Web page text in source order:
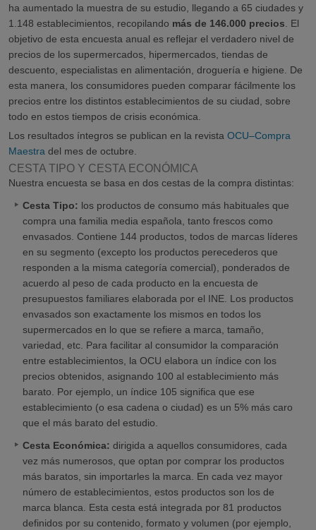
ha aumentado la muestra de su estudio, llegando a 65 ciudades y
1.148 establecimientos, recopilando más de 146.000 precios . El
objetivo de esta encuesta anual es reflejar el verdadero nivel de
precios de los supermercados, hipermercados, tiendas de
descuento, especialistas en alimentación, droguería e higiene. De
esta manera, los consumidores pueden comparar fácilmente los
precios entre los distintos establecimientos de su ciudad, sobre
todo en estos tiempos de crisis económica.
Los resultados íntegros se publican en la revista OCU–Compra
Maestra del mes de octubre.
CESTA TIPO Y CESTA ECONÓMICA
Nuestra encuesta se basa en dos cestas de la compra distintas:
Cesta Tipo: los productos de consumo más habituales que
compra una familia media española, tanto frescos como
envasados. Contiene 144 productos, todos de marcas líderes
en su segmento (excepto los productos perecederos que
responden a la misma categoría comercial), ponderados de
acuerdo al peso de cada producto en la encuesta de
presupuestos familiares elaborada por el INE. Los productos
envasados son exactamente los mismos en todos los
supermercados en lo que se refiere a marca, tamaño,
variedad, etc. Para facilitar al consumidor la comparación
entre establecimientos, la OCU elabora un índice con los
precios obtenidos, asignando 100 al establecimiento más
barato. Por ejemplo, un índice 105 significa que ese
establecimiento (o esa cadena o ciudad) es un 5% más caro
que el más barato del estudio.
Cesta Económica: dirigida a aquellos consumidores, cada
vez más numerosos, que optan por comprar los productos
más baratos, sin importarles la marca. En cada vez mayor
número de establecimientos, estos productos son los de
marca blanca. Esta cesta está integrada por 81 productos
definidos por su contenido, formato y volumen (por ejemplo,